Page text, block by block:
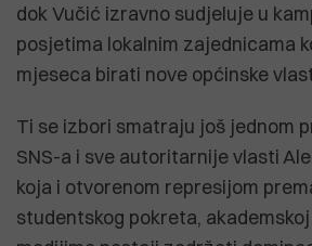
dok Vučić izravno sudjeluje u
posjetima lokalnim zajednicama
mjeseca birati nove općinske
Ti se izbori smatraju još jednom
SNS-a i sve autoritarnije vlasti
koja i otvorenom represijom
studentskog pokreta,